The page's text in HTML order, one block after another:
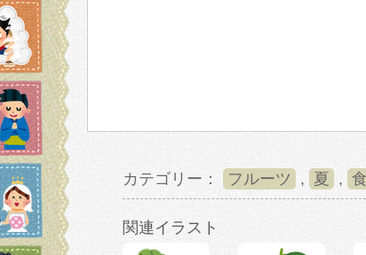
カテゴリー： フルーツ , 夏 ,
関連イラスト